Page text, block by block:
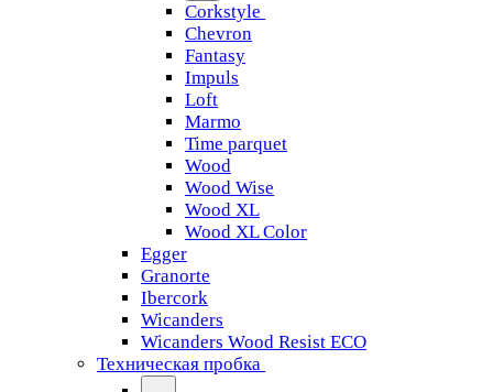
Corkstyle
Chevron
Fantasy
Impuls
Loft
Marmo
Time parquet
Wood
Wood Wise
Wood XL
Wood XL Color
Egger
Granorte
Ibercork
Wicanders
Wicanders Wood Resist ECO
Техническая пробка